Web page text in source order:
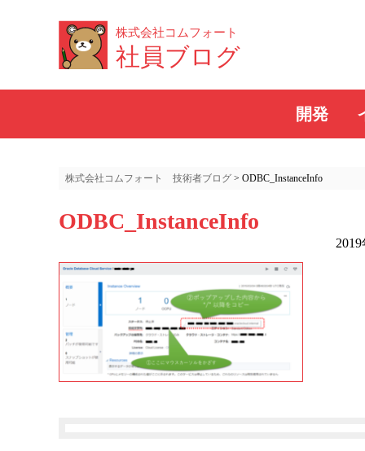
株式会社コムフォート
社員ブログ
開発
株式会社コムフォート 技術者ブログ > ODBC_InstanceInfo
ODBC_InstanceInfo